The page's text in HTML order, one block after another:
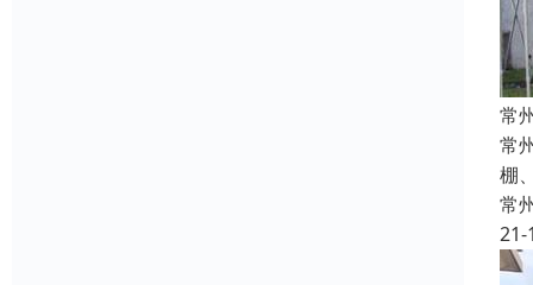
常
常
棚
常
21-